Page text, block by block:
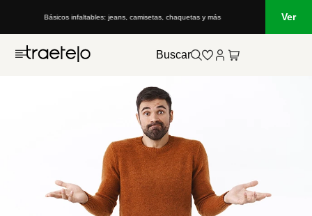
Básicos infaltables: jeans, camisetas, chaquetas y más Ver
Buscar